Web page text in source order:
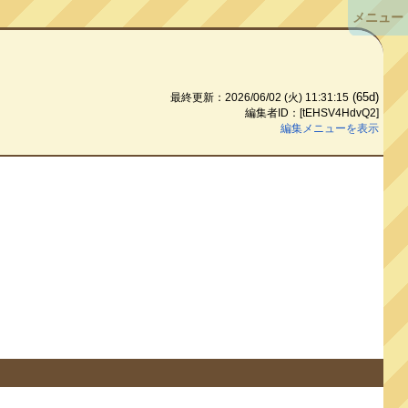
最終更新：2026/06/02 (火) 11:31:15 (65d)
編集者ID：[tEHSV4HdvQ2]
編集メニューを表示
メニュー